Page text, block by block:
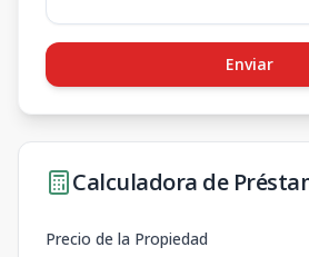
Enviar
Calculadora de
Precio de la Propiedad